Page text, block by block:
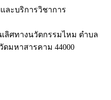
ละบริการวิชาการ
ลิศทางนวัตกรรมไหม ตำบล
ดมหาสารคาม 44000